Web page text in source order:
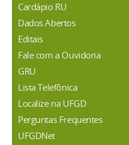
Cardápio RU
Dados Abertos
Editais
Fale com a Ouvidoria
GRU
Lista Telefônica
Localize na UFGD
Perguntas Frequentes
UFGDNet